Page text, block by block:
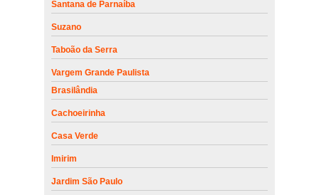
Santana de Parnaíba
Suzano
Taboão da Serra
Vargem Grande Paulista
Brasilândia
Cachoeirinha
Casa Verde
Imirim
Jardim São Paulo